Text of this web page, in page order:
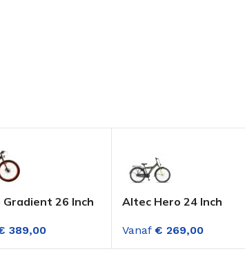
Gradient 26 Inch
Versnellingen
389,00
Altec Hero 24 Inch
Vanaf € 269,00